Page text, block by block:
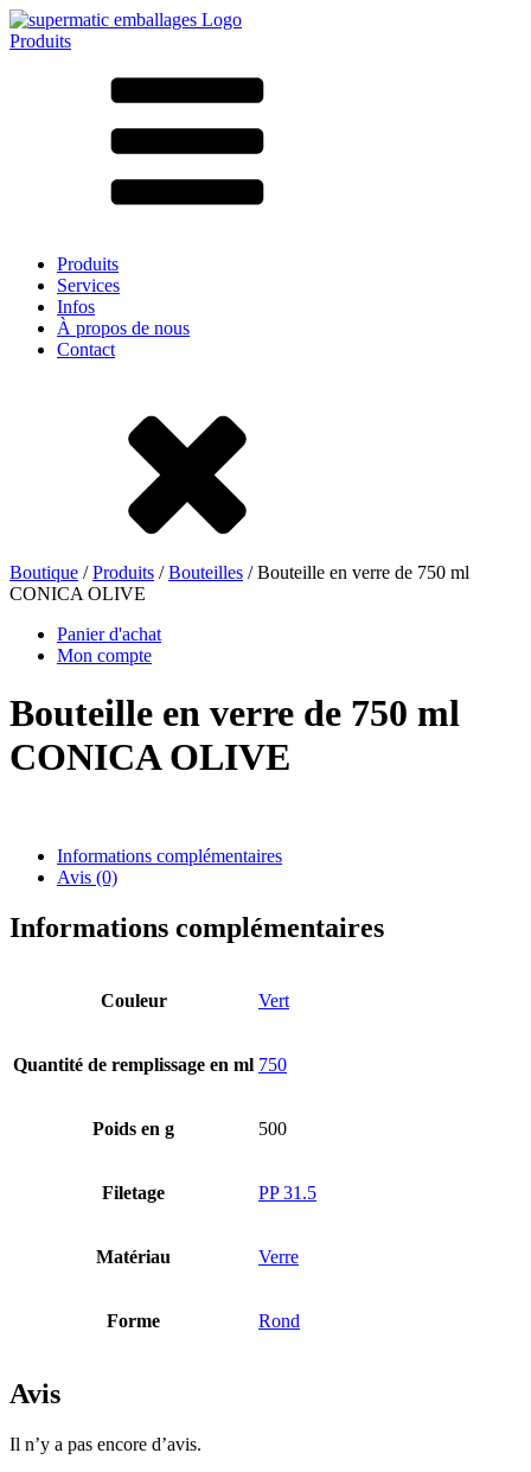
Produits
LD-PE
Sachets et bag-in-box
Produits chimiques (267)
Boîtes(73)
Pulvérisateur fin(8)
Bouteilles
Bidon(21)
Produits
Services
Infos
À propos de nous
Contact
Boutique /Produits /Bouteilles / Bouteille en verre de 750 ml
CONICA OLIVE
Panier d'achat
Mon compte
Bouteille en verre de 750 ml
CONICA OLIVE
Informations complémentaires
Avis (0)
Informations complémentaires
Couleur Vert
Quantité de remplissage en ml 750
Poids en g 500
Filetage PP 31.5
Matériau Verre
Forme Rond
Avis
Il n’y a pas encore d’avis.